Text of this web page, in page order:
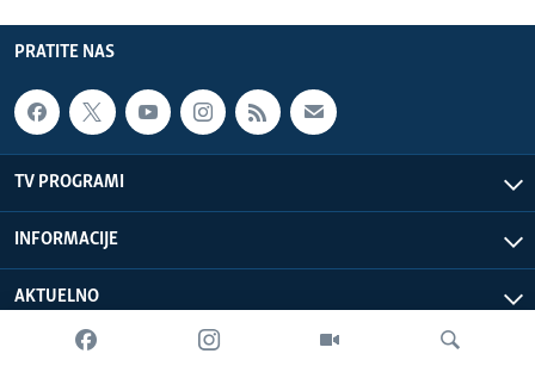
PRATITE NAS
TV PROGRAMI
INFORMACIJE
AKTUELNO